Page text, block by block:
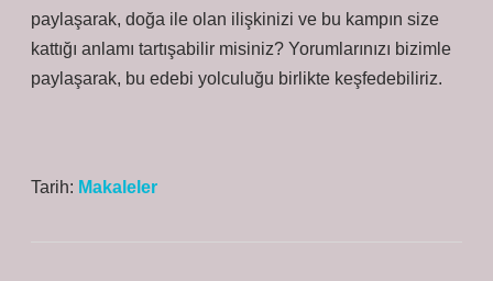
paylaşarak, doğa ile olan ilişkinizi ve bu kampın size
kattığı anlamı tartışabilir misiniz? Yorumlarınızı bizimle
paylaşarak, bu edebi yolculuğu birlikte keşfedebiliriz.
Tarih: Makaleler